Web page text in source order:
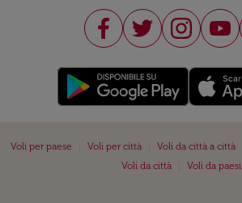
Voli per paese Voli per città Voli da città a città
Voli da città
Voli da paesi